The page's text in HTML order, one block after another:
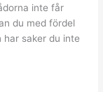
inte får
du med fördel
har saker du inte